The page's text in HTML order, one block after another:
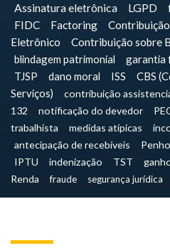
Assinatura eletrônica
LGPD
FIDC Factoring
Eletrônico
Contribuição sobre
blindagem patrimonial
garantia
TJSP
dano moral ISS
CBS
Serviços)
contribuição
132
notificação do devedor
trabalhista
medidas atípicas
antecipação de recebíveis
IPTU
indenização TST
Renda
fraude segurança jurídica